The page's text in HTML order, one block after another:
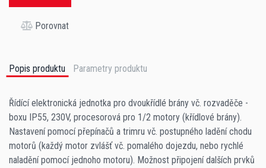
Porovnat
Popis produktu Parametry produktu
Řídící elektronická jednotka pro dvoukřídlé brány vč. rozvaděče -
boxu IP55, 230V, procesorová pro 1/2 motory (křídlové brány).
Nastavení pomocí přepínačů a trimru vč. postupného ladění chodu
motorů (každý motor zvlášť vč. pomalého dojezdu, nebo rychlé
naladění pomocí jednoho motoru). Možnost připojení dalších prvků